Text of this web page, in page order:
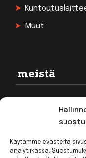
Käytämme evästeitä
analytiikassa.
Muut
meistä
Rekisteriseloste
Toimitusehdot
Kirjaudu